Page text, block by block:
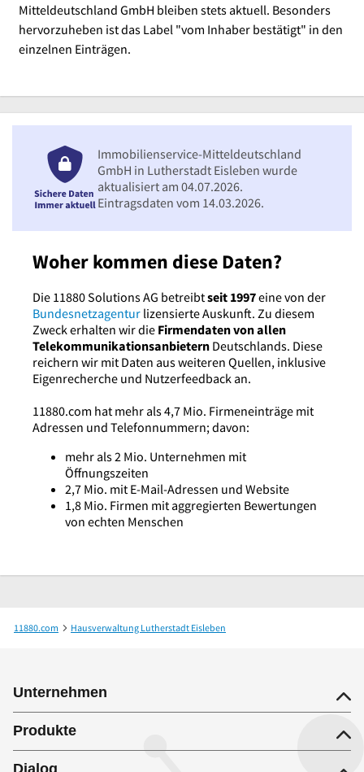
Mitteldeutschland GmbH bleiben stets aktuell. Besonders
hervorzuheben ist das Label "vom Inhaber bestätigt" in den
einzelnen Einträgen.
Woher kommen diese Daten?
Die 11880 Solutions AG betreibtseit 1997eine von der
Bundesnetzagentur lizensierte Auskunft. Zu diesem
Zweck erhalten wir die Firmendaten von allen
Telekommunikationsanbietern Deutschlands. Diese
reichern wir mit Daten aus weiteren Quellen, inklusive
Eigenrecherche und Nutzerfeedback an.
11880.com hat mehr als 4,7 Mio. Firmeneinträge mit
Adressen und Telefonnummern; davon:
mehr als 2 Mio. Unternehmen mit
Öffnungszeiten
2,7 Mio. mit E-Mail-Adressen und Website
1,8 Mio. Firmen mit aggregierten Bewertungen
von echten Menschen
Immobilienservice-Mitteldeutschland
GmbH in Lutherstadt Eisleben wurde
aktualisiert am 04.07.2026.
Eintragsdaten vom 14.03.2026.
11880.com
Hausverwaltung Lutherstadt Eisleben
Unternehmen
Produkte